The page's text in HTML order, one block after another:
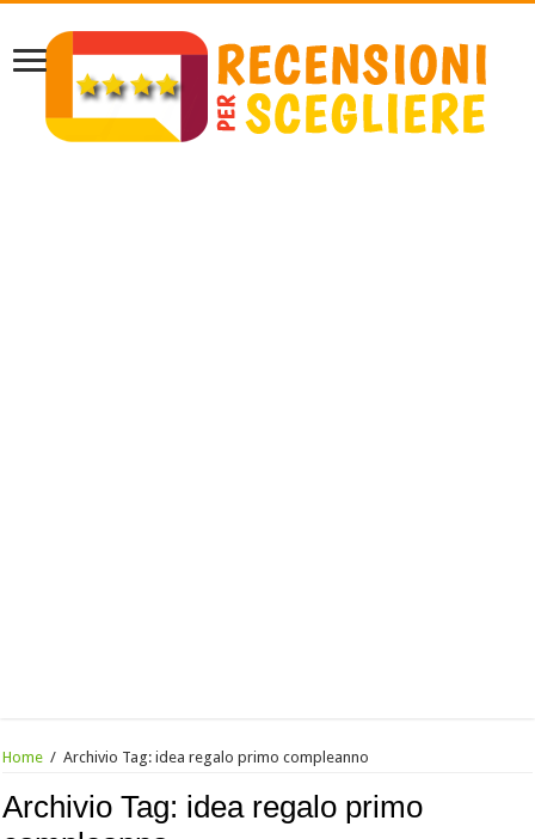
Home / Archivio Tag:idea regalo primo compleanno
Archivio Tag: idea regalo primo